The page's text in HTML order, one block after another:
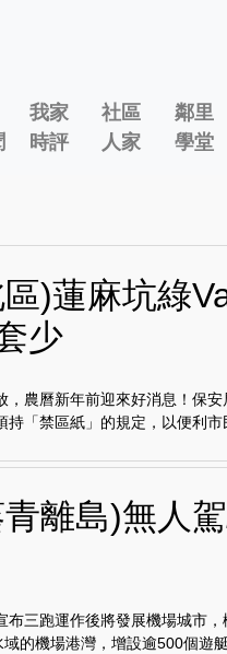
我家
時評
社區
人家
鄰里
學堂
)蓮麻坑綠
少
，農曆新年前迎來好消息！保
持「禁區紙」的規定，以便利
離島)無人
布三跑運作後將發展機場城市
的機場港灣，增設逾500個遊